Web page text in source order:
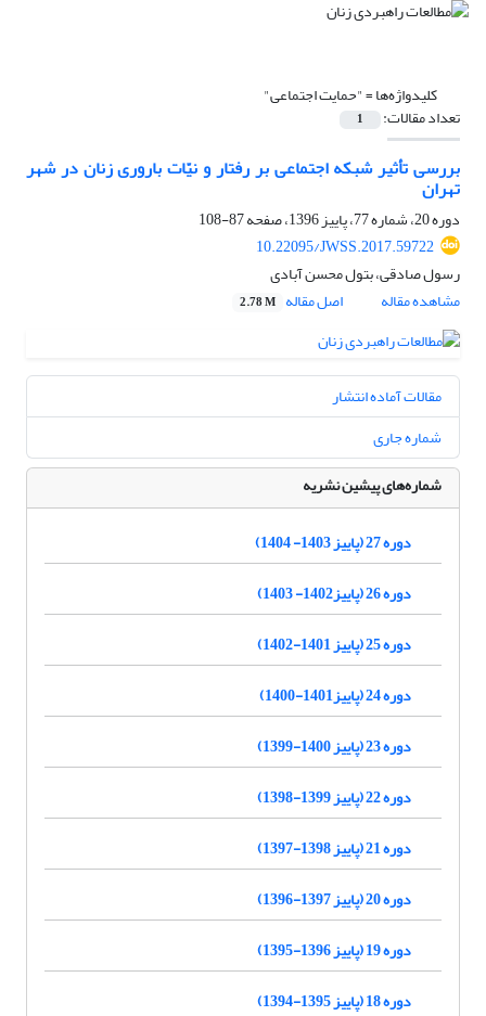
کلیدواژه‌ها ="حمایت اجتماعی"
تعداد مقالات: 1
بررسی تأثیر شبکه اجتماعی بر رفتار و نیّات باروری زنان در شهر
تهران
دوره 20، شماره 77، پاییز 1396، صفحه
87-108
10.22095/JWSS.2017.59722
رسول صادقی، بتول محسن آبادی
مشاهده مقاله
اصل مقاله 2.78 M
مقالات آماده انتشار
شماره جاری
شماره‌های پیشین نشریه
دوره 27 (پاییز 1403- 1404)
دوره 26 (پاییز1402- 1403)
دوره 25 (پاییز 1401-1402)
دوره 24 (پاییز1401-1400)
دوره 23 (پاییز 1400-1399)
دوره 22 (پاییز 1399-1398)
دوره 21 (پاییز 1398-1397)
دوره 20 (پاییز 1397-1396)
دوره 19 (پاییز 1396-1395)
دوره 18 (پاییز 1395-1394)